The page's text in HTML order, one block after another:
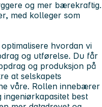
og mer bærekraftig.
med kolleger som
hvordan vi
og utførelse. Du får
og produksjon på
at selskapets
våre. Rollen innebærer
ingeniørkapasitet best